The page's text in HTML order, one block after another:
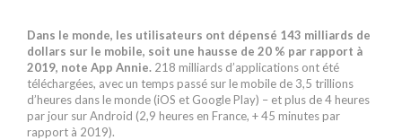
Dans le monde, les utilisateurs ont dépensé 143 milliards de
dollars sur le mobile, soit une hausse de 20 % par rapport à
2019, note App Annie. 218 milliards d’applications ont été
téléchargées, avec un temps passé sur le mobile de 3,5 trillions
d’heures dans le monde (iOS et Google Play) – et plus de 4 heures
par jour sur Android (2,9 heures en France, + 45 minutes par
rapport à 2019).